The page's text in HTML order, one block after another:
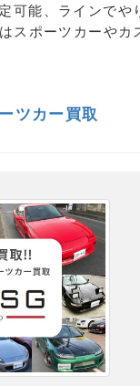
可能、ラインで
スポーツカーやカ
ツカー買取